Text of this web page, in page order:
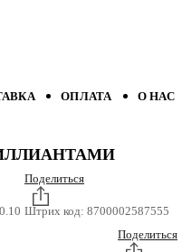
ОПЛАТА О НАС
Поделиться
Штрих код: 8700002587555
Поделиться